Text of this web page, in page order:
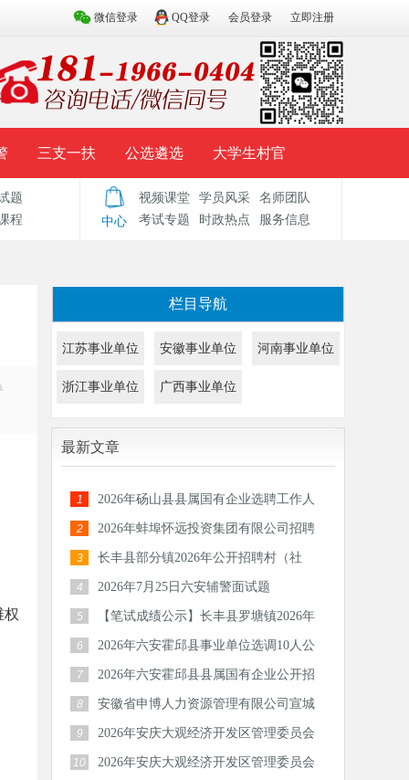
微信登录 QQ登录 会员登录 立即注册
三支一扶 公选遴选 大学生村官
题库 辅导资料 历年真题 模拟试题
题
程 中心
视频课堂 学员风采
名师团队
考试专题
时政热点 服务信息
权
栏目导航
江苏事业单位 安徽事业单位 河南事业单位
浙江事业单位 广西事业单位
最新文章
1
2026年砀山县县属国有企业选聘工作人
员公告
2
2026年蚌埠怀远投资集团有限公司招聘
30人公
3
长丰县部分镇2026年公开招聘村（社
区）后备
4 2026年7月25日六安辅警面试题
5
【笔试成绩公示】长丰县罗塘镇2026年
公开招
6
2026年六安霍邱县事业单位选调10人公
告
7
2026年六安霍邱县县属国有企业公开招
聘工作
8
安徽省申博人力资源管理有限公司宣城
分公司
9
2026年安庆大观经济开发区管理委员会
公开招
10
2026年安庆大观经济开发区管理委员会